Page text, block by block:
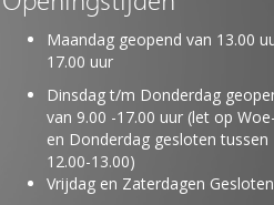
Maandag geopend van 13.00
17.00 uur
Dinsdag t/m Donderdag
van 9.00 -17.00 uur (let op Woe-
en Donderdag gesloten tussen
12.00-13.00)
Vrijdag en Zaterdagen Gesloten